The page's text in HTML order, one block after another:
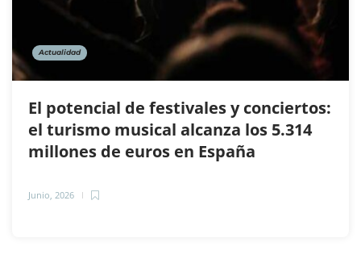
Actualidad
El potencial de festivales y conciertos:
el turismo musical alcanza los 5.314
millones de euros en España
Junio, 2026